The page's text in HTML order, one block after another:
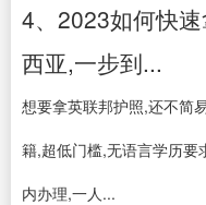
4、2023如何快
西亚,一步到...
想要拿英联邦护照,还不简
籍,超低门槛,无语言学历要
内办理,一人...